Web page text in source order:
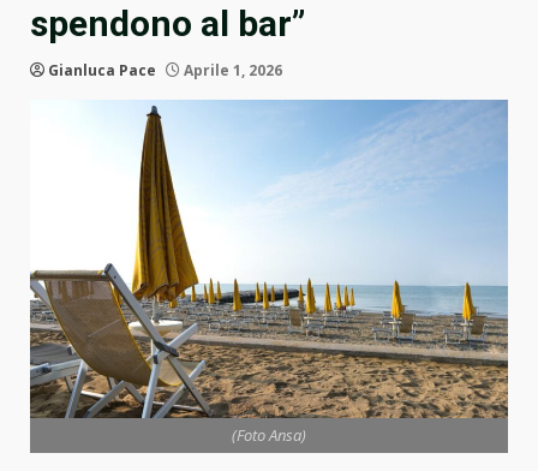
spendono al bar”
Gianluca Pace Aprile 1, 2026
(Foto Ansa)